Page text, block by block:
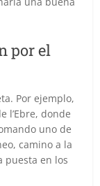
por el
Por ejemplo,
l’Ebre, donde
uno de
camino a la
puesta en los